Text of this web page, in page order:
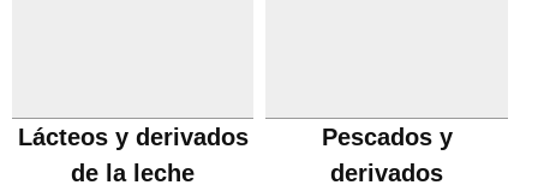
Lácteos y derivados
de la leche
Pescados y
derivados